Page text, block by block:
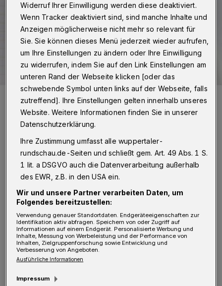
Leserbrief an die Wuppertaler Rundschau:
redaktion@wuppertaler-
rundschau.de
Foto: Rundschau
I n den letzten Jahren wurden bundesweit
ÖPNV-Projekte in „Bürgerentscheiden“
abgelehnt. Im Vorfeld der Abstimmungen
wurden seitens der Gegner regelmäßig
vollmundige „Vorschläge für einen besseren
ÖV“ als Alternative präsentiert. Diese erzielten
Aufmerksamkeit, verschwanden jedoch
Widerruf Ihrer Einwilligung werden diese deaktiviert.
Wenn Tracker deaktiviert sind, sind manche Inhalte und
Anzeigen möglicherweise nicht mehr so relevant für
Sie. Sie können dieses Menü jederzeit wieder aufrufen,
um Ihre Einstellungen zu ändern oder Ihre Einwilligung
zu widerrufen, indem Sie auf den Link Einstellungen am
unteren Rand der Webseite klicken [oder das
schwebende Symbol unten links auf der Webseite, falls
zutreffend]. Ihre Einstellungen gelten innerhalb unseres
Website. Weitere Informationen finden Sie in unserer
Datenschutzerklärung.
Ihre Zustimmung umfasst alle wuppertaler-
rundschau.de-Seiten und schließt gem. Art. 49 Abs. 1 S.
1 lit. a DSGVO auch die Datenverarbeitung außerhalb
des EWR, z.B. in den USA ein.
Wir und unsere Partner verarbeiten Daten, um
Folgendes bereitzustellen:
Verwendung genauer Standortdaten. Endgeräteeigenschaften zur
Identifikation aktiv abfragen. Speichern von oder Zugriff auf
Informationen auf einem Endgerät. Personalisierte Werbung und
Inhalte, Messung von Werbeleistung und der Performance von
Inhalten, Zielgruppenforschung sowie Entwicklung und
Verbesserung von Angeboten.
Ausführliche Informationen
Impressum